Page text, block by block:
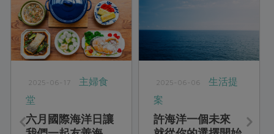
2025-06-17
主婦食
堂
六月國際海洋日讓
2025-06-06
生活提
案
許海洋一個未來